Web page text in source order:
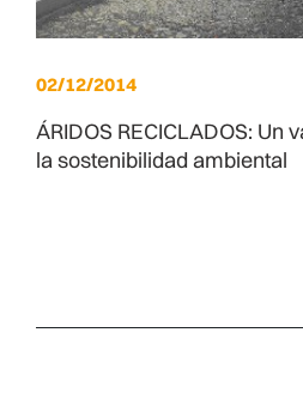
02/12/2014
ÁRIDOS RECICLADOS: Un
la sostenibilidad ambiental